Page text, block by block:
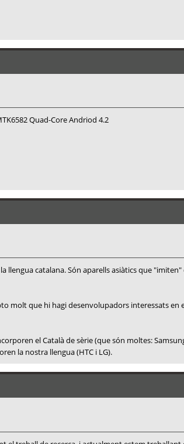
Quad-Core Andriod 4.2
llengua catalana. Són aparells asiàtics que
molt que hi hagi desenvolupadors interessats
el Català de sèrie (que són moltes:
la nostra llengua (HTC i LG).